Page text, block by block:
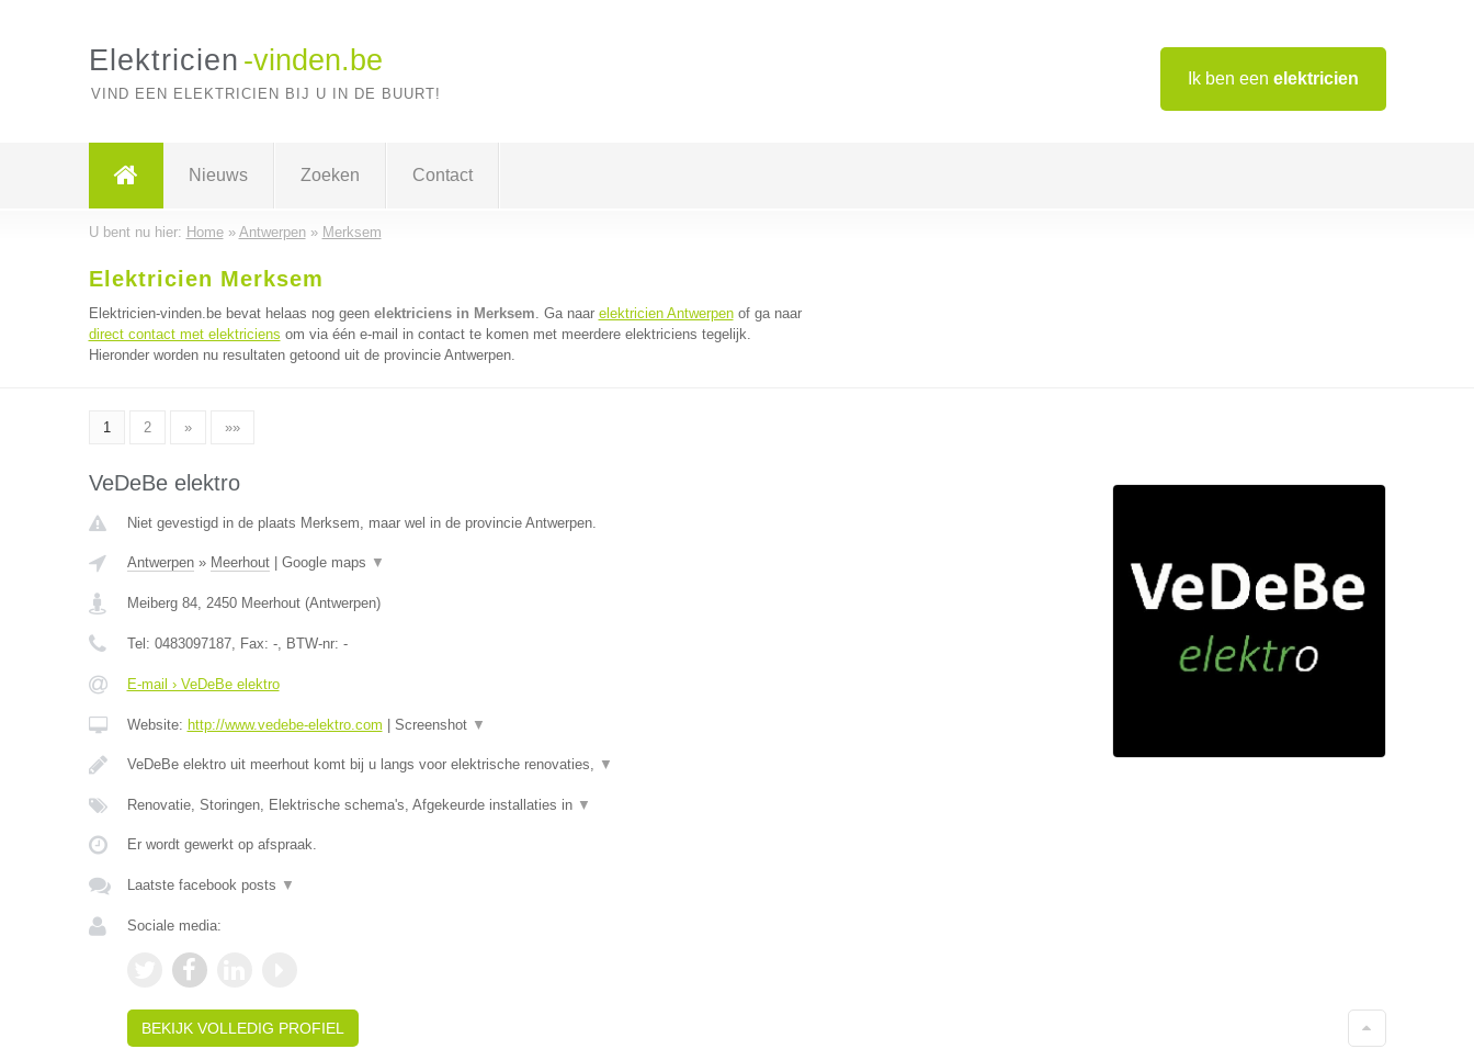
Ik ben een elektricien
Elektricien -vinden.be
VIND EEN ELEKTRICIEN BIJ U IN DE BUURT!
Nieuws Zoeken Contact
U bent nu hier: Home» Antwerpen» Merksem
Elektricien Merksem
Elektricien-vinden.be bevat helaas nog geen elektriciens in Merksem. Ga naar elektricien Antwerpenof ga naar
direct contact met elektriciens om via één e-mail in contact te komen met meerdere elektriciens tegelijk.
Hieronder worden nu resultaten getoond uit de provincie Antwerpen.
1 2 » »»
VeDeBe elektro
Niet gevestigd in de plaats Merksem, maar wel in de provincie Antwerpen.
Antwerpen» Meerhout| Google maps ▼
Meiberg 84, 2450 Meerhout(Antwerpen)
Tel: 0483097187, Fax: -, BTW-nr: -
E-mail › VeDeBe elektro
Website: http://www.vedebe-elektro.com Screenshot ▼
VeDeBe elektro uit meerhout komt bij u langs voor elektrische renovaties, ▼
Renovatie, Storingen, Elektrische schema's, Afgekeurde installaties in ▼
Er wordt gewerkt op afspraak.
Laatste facebook posts ▼
Sociale media:
BEKIJK VOLLEDIG PROFIEL